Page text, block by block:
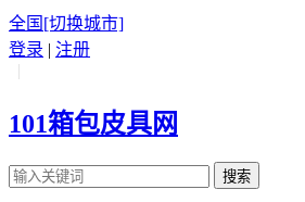
全国 [切换城市]
登录 | 注册
|
101箱包皮具网
搜索